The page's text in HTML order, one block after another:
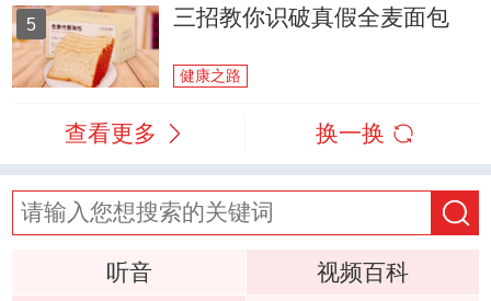
5 三招教你识破真假全麦面包
健康之路
查看更多 换一换
听音
视频百科